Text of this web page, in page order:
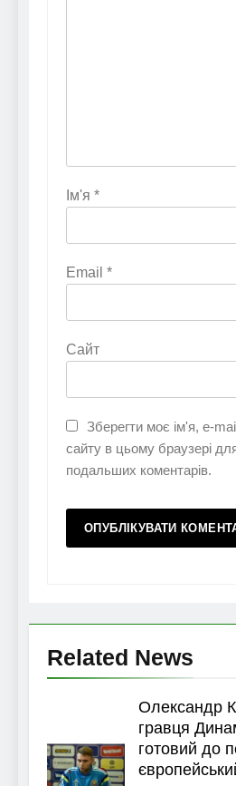
Ім'я *
Email *
Сайт
Зберегти моє ім'я, e-
сайту в цьому браузері
подальших коментарів.
Related News
Олександр
гравця
готовий до